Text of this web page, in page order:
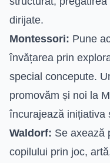
dirijate.
Montessori: Pune
învățarea prin
special concepute.
promovăm și noi la
încurajează inițiativa
Waldorf: Se axează
copilului prin joc,